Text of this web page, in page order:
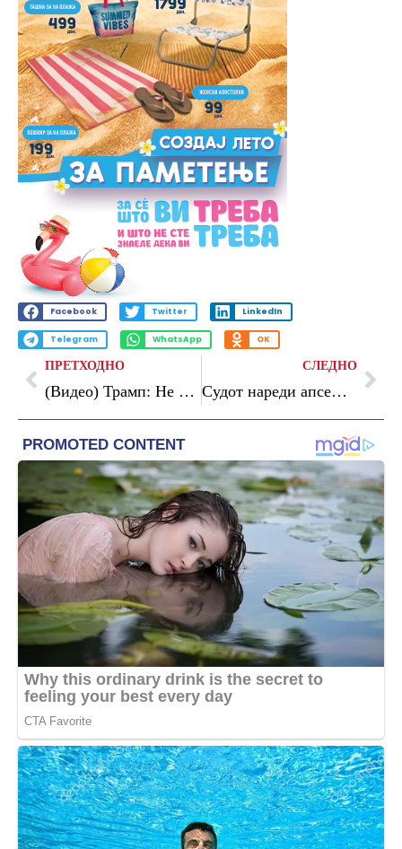
Facebook Twitter LinkedIn
Telegram WhatsApp OK
ПРЕТХОДНО
(Видео) Трамп: Не размислувам за финансиската состојба на Американците; Венс: Тој не го кажа тоа
СЛЕДНО
Судот нареди апсење на поранешниот шеф на кабинетот на Зеленски: „Немам за кауција“